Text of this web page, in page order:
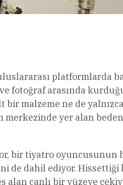
platformlarda
fotoğraf arasında
malzeme ne de
merkezinde yer alan
bir tiyatro oyuncusunun
de dahil ediyor. Hissettiği
alan canlı bir yüzeye